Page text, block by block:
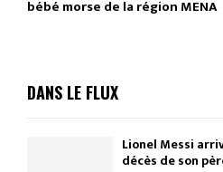
bébé morse de la région MENA
DANS LE FLUX
Lionel Messi
décès de son